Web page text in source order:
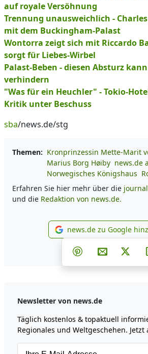
auf royale Versöhnung
Trennung unausweichlich -
mit dem Buckingham-Palast
Wontorra zeigt sich mit Riccardo
sorgt für Liebes-Wirbel
Palast-Beben - diesen Absturz
verhindern
"Was für ein Heuchler" - Tokio-
Kritik unter Beschuss
sba/news.de/stg
Themen: Kronprinzessin Mette-Marit
Marius Borg Høiby news.de
Norwegisches Königshaus
Erfahren Sie hier mehr über die
und die Redaktion von news.de.
news.de zu Google
Teilen aufTeilen
Teilen aufPer E-Mail
Newsletter von news.de
Täglich kostenlos & topaktuell
Regionales und Weltgeschehen. Jetzt